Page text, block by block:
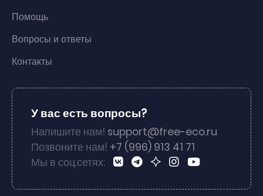
Помощь
Вопросы и ответы
Контакты
У вас есть вопросы?
Напишите нам! support@free-eco.ru
Позвоните нам! +7 (996) 913 41 71
Мы в соц.сетях: